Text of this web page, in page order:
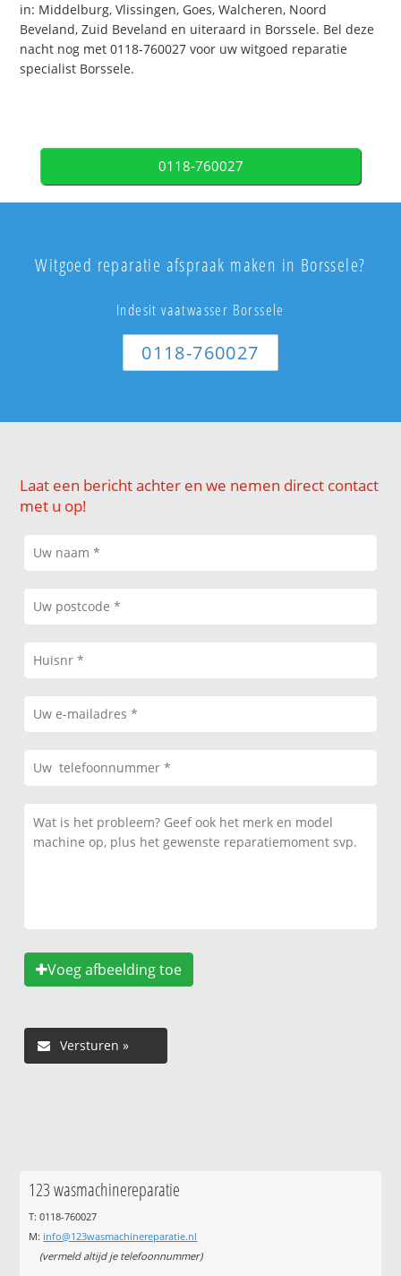
in: Middelburg, Vlissingen, Goes, Walcheren, Noord
Beveland, Zuid Beveland en uiteraard in Borssele. Bel deze
nacht nog met 0118-760027 voor uw witgoed reparatie
specialist Borssele.
0118-760027
Witgoed reparatie afspraak maken in Borssele?
Indesit vaatwasser Borssele
0118-760027
Laat een bericht achter en we nemen direct contact
met u op!
Voeg afbeelding toe
123 wasmachinereparatie
T: 0118-760027
M: info@123wasmachinereparatie.nl
(vermeld altijd je telefoonnummer)